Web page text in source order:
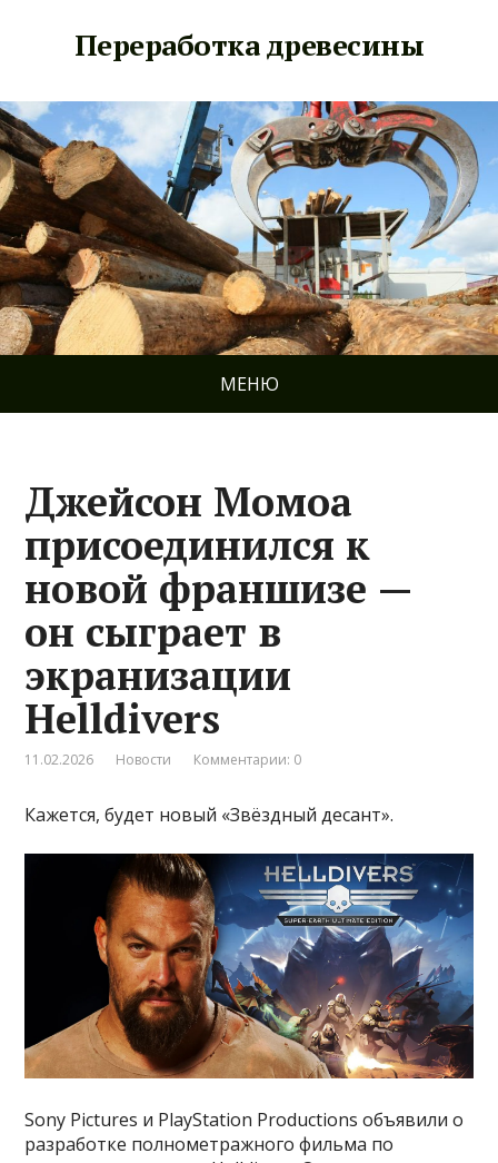
Переработка древесины
МЕНЮ
Джейсон Момоа
присоединился к
новой франшизе —
он сыграет в
экранизации
Helldivers
11.02.2026 Новости Комментарии: 0
Кажется, будет новый «Звёздный десант».
Sony Pictures и PlayStation Productions объявили о
разработке полнометражного фильма по